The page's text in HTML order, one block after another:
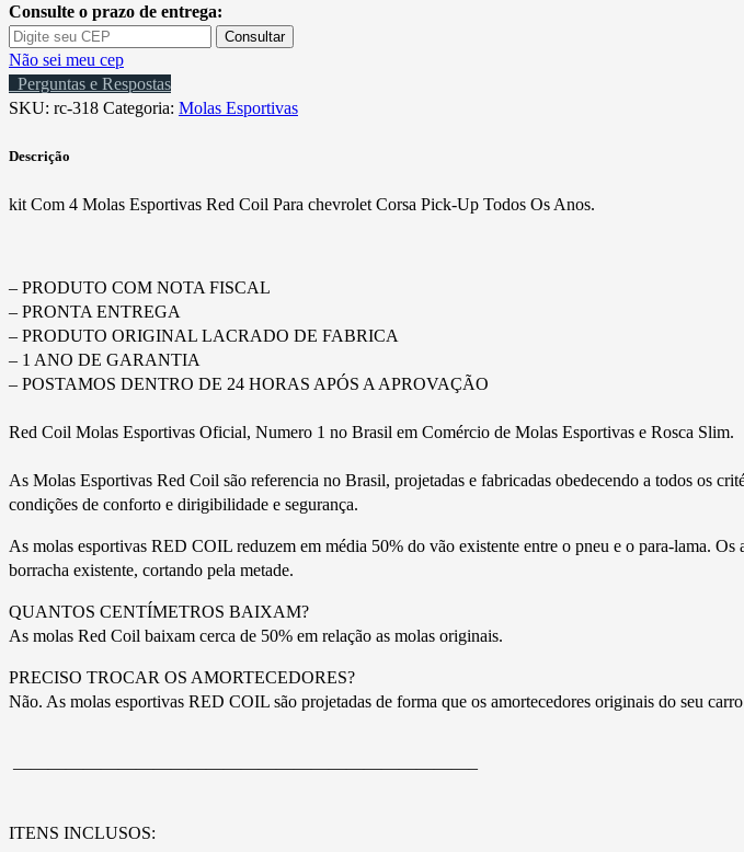
Corsa
Pick-
up
(Todos)
Red
quantidade
Consulte o prazo de entrega:
Consultar
Não sei meu cep
Perguntas e Respostas
SKU: rc-318 Categoria: Molas Esportivas
Descrição
kit Com 4 Molas Esportivas Red Coil Para chevrolet Corsa Pick-Up Todos Os Anos.
– PRODUTO COM NOTA FISCAL
– PRONTA ENTREGA
– PRODUTO ORIGINAL LACRADO DE FABRICA
– 1 ANO DE GARANTIA
– POSTAMOS DENTRO DE 24 HORAS APÓS A APROVAÇÃO
Red Coil Molas Esportivas Oficial, Numero 1 no Brasil em Comércio de Molas Esportivas e Rosca Slim.
As Molas Esportivas Red Coil são referencia no Brasil, projetadas e fabricadas obedecendo a todos os
condições de conforto e dirigibilidade e segurança.
As molas esportivas RED COIL reduzem em média 50% do vão existente entre o pneu e o para-lama.
borracha existente, cortando pela metade.
QUANTOS CENTÍMETROS BAIXAM?
As molas Red Coil baixam cerca de 50% em relação as molas originais.
PRECISO TROCAR OS AMORTECEDORES?
Não. As molas esportivas RED COIL são projetadas de forma que os amortecedores originais do seu
——————————————————————————–
ITENS INCLUSOS: